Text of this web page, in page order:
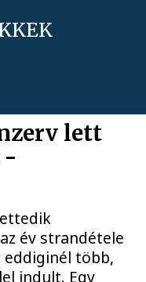
lett
-
év strandétele
több,
indult. Egy